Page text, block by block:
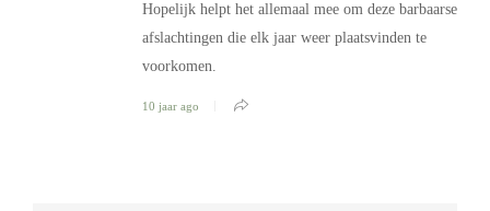
Hopelijk helpt het allemaal mee om deze barbaarse
afslachtingen die elk jaar weer plaatsvinden te
voorkomen.
10 jaar ago